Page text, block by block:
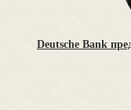
Deutsche Bank